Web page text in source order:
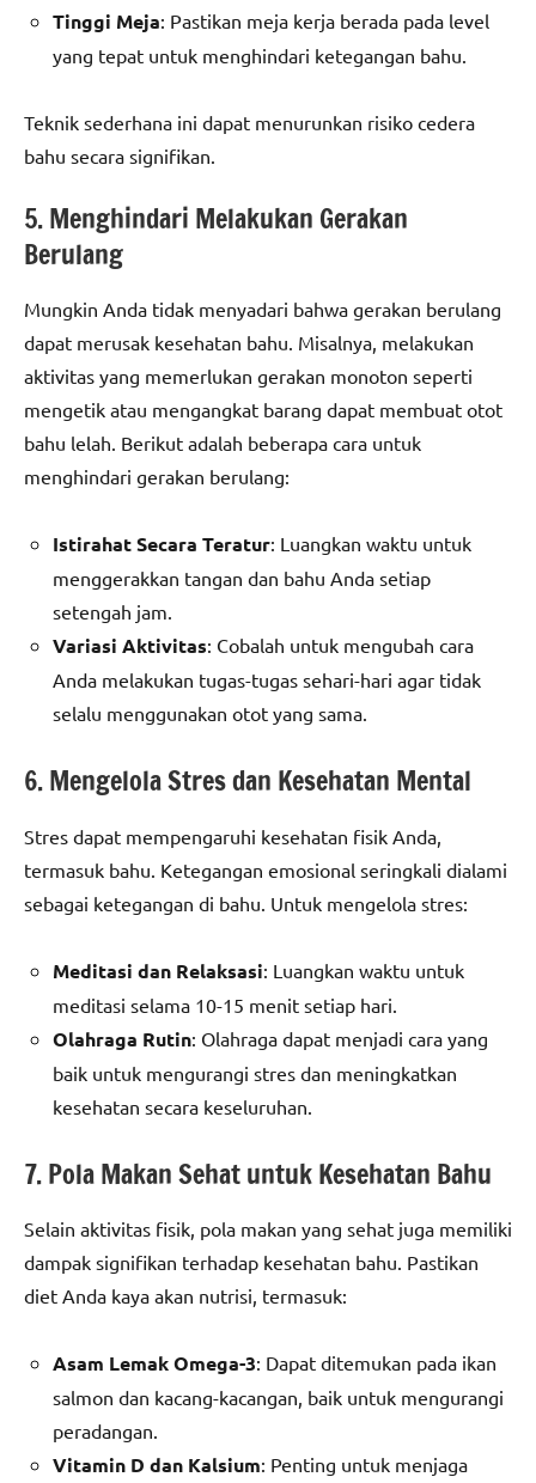
Tinggi Meja: Pastikan meja kerja berada pada level
yang tepat untuk menghindari ketegangan bahu.
Teknik sederhana ini dapat menurunkan risiko cedera
bahu secara signifikan.
5. Menghindari Melakukan Gerakan
Berulang
Mungkin Anda tidak menyadari bahwa gerakan berulang
dapat merusak kesehatan bahu. Misalnya, melakukan
aktivitas yang memerlukan gerakan monoton seperti
mengetik atau mengangkat barang dapat membuat otot
bahu lelah. Berikut adalah beberapa cara untuk
menghindari gerakan berulang:
Istirahat Secara Teratur: Luangkan waktu untuk
menggerakkan tangan dan bahu Anda setiap
setengah jam.
Variasi Aktivitas: Cobalah untuk mengubah cara
Anda melakukan tugas-tugas sehari-hari agar tidak
selalu menggunakan otot yang sama.
6. Mengelola Stres dan Kesehatan Mental
Stres dapat mempengaruhi kesehatan fisik Anda,
termasuk bahu. Ketegangan emosional seringkali dialami
sebagai ketegangan di bahu. Untuk mengelola stres:
Meditasi dan Relaksasi: Luangkan waktu untuk
meditasi selama 10-15 menit setiap hari.
Olahraga Rutin: Olahraga dapat menjadi cara yang
baik untuk mengurangi stres dan meningkatkan
kesehatan secara keseluruhan.
7. Pola Makan Sehat untuk Kesehatan Bahu
Selain aktivitas fisik, pola makan yang sehat juga memiliki
dampak signifikan terhadap kesehatan bahu. Pastikan
diet Anda kaya akan nutrisi, termasuk:
Asam Lemak Omega-3: Dapat ditemukan pada ikan
salmon dan kacang-kacangan, baik untuk mengurangi
peradangan.
Vitamin D dan Kalsium: Penting untuk menjaga